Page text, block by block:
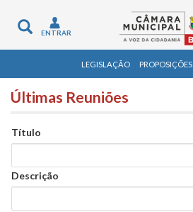
Toggle
navigation
ENTRAR
LEGISLAÇÃO PROPOSIÇÕES
Últimas Reuniões
Título
Descrição